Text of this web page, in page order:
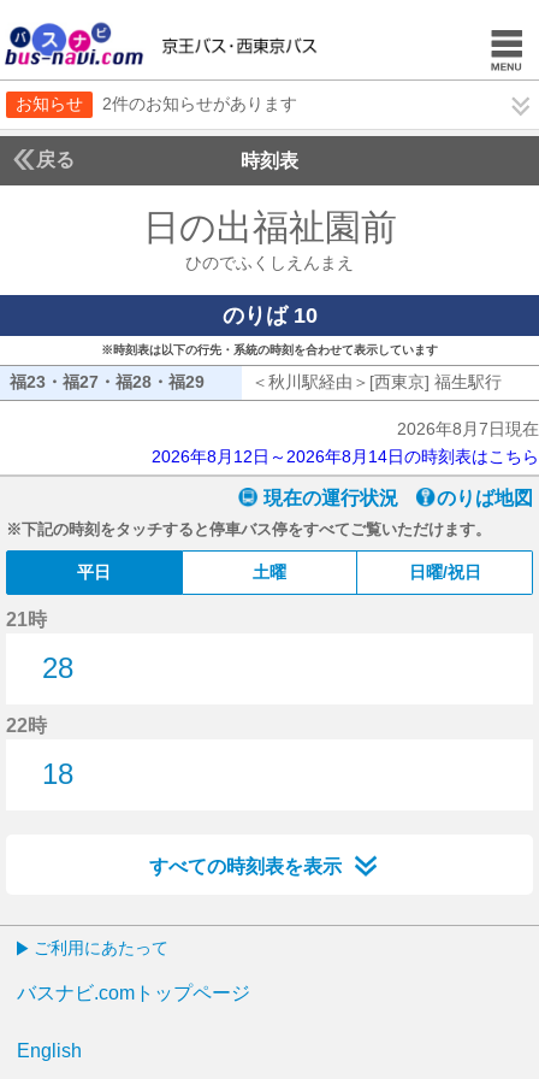
お知らせ 2件のお知らせがあります
戻る 時刻表
日の出福祉園前
ひのでふくしえんまえ
のりば 10
※時刻表は以下の行先・系統の時刻を合わせて表示しています
福23・福27・福28・福29 福23・福27・福28・福29
＜秋川駅経由＞[西東京] 福生駅行
2026年8月7日現在
2026年8月12日～2026年8月14日の時刻表はこちら
現在の運行状況 のりば地図
※下記の時刻をタッチすると停車バス停をすべてご覧いただけます。
平日 土曜 日曜/祝日
21時
28
22時
18
すべての時刻表を表示
ご利用にあたって
バスナビ.comトップページ
English